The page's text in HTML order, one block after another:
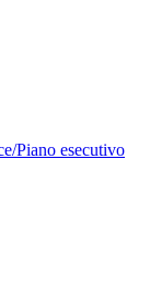
Piano esecutivo